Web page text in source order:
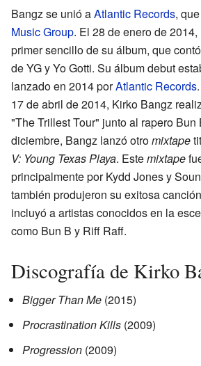
Bangz se unió aAtlantic Records,
Music Group. El 28 de enero de
primer sencillo de su álbum, que
de YG y Yo Gotti. Su álbum debut
lanzado en 2014 porAtlantic Records
17 de abril de 2014, Kirko Bangz
"The Trillest Tour" junto al rapero Bun
diciembre, Bangz lanzó otromixtape
V: Young Texas Playa. Estemixtape
principalmente por Kydd Jones y
también produjeron su exitosa
incluyó a artistas conocidos en la
como Bun B y Riff Raff.
Discografía de Kirko
Bigger Than Me (2015)
Procrastination Kills (2009)
Progression (2009)